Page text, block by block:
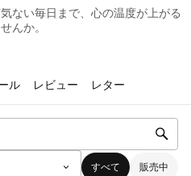
ない毎日まで、心の温度が上がる
んか。
ル レビュー レター
すべて 販売中